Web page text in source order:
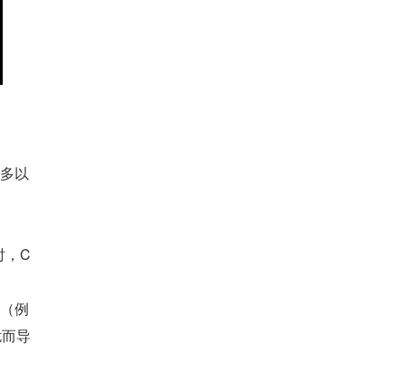
以
，C
例
导